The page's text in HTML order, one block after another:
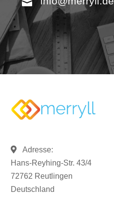
Adresse:
Hans-Reyhing-Str. 43/4
72762 Reutlingen
Deutschland